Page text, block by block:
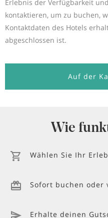
Erlebnis der Verfügbarkeit
kontaktieren, um zu buchen,
Kontaktdaten des Hotels
abgeschlossen ist.
Auf der
Wie
Wählen Sie Ihr
Sofort buchen oder
Erhalte deinen